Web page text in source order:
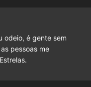
odeio, é gente sem
pessoas me